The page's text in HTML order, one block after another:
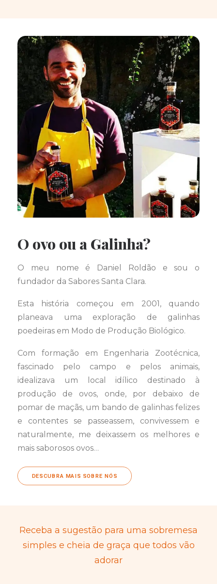
O ovo ou a Galinha?
O meu nome é Daniel Roldão e sou o
fundador da Sabores Santa Clara.
Esta história começou em 2001, quando
planeava uma exploração de galinhas
poedeiras em Modo de Produção Biológico.
Com formação em Engenharia Zootécnica,
fascinado pelo campo e pelos animais,
idealizava um local idílico destinado à
produção de ovos, onde, por debaixo de
pomar de maçãs, um bando de galinhas felizes
e contentes se passeassem, convivessem e
naturalmente, me deixassem os melhores e
mais saborosos ovos…
DESCUBRA MAIS SOBRE NÓS
Receba a sugestão para uma sobremesa
simples e cheia de graça que todos vão
adorar